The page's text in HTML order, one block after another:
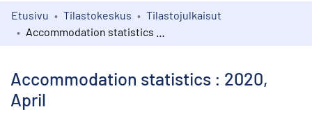
Kokoelmat
Etusivu Tilastokeskus
Tilastojulkaisut
Accommodation statistics : 2020,
April